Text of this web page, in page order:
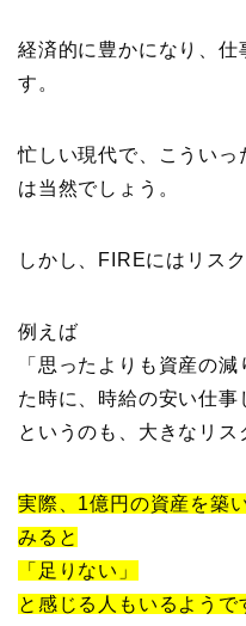
経済的に豊かになり、仕
す。
忙しい現代で、こうい
は当然でしょう。
しかし、FIREにはリス
例えば
「思ったよりも資産の
た時に、時給の安い仕事
というのも、大きなリス
実際、1億円の資産を築
みると
「足りない」
と感じる人もいるようで